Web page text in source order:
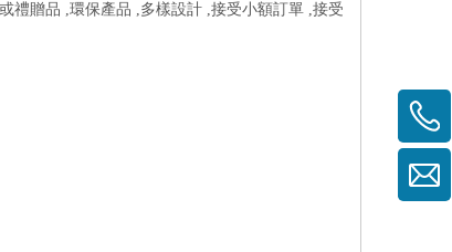
禮贈品 ,環保產品 ,多樣設計 ,接受小額訂單 ,接受